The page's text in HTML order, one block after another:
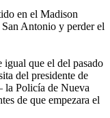
en el Madison
San Antonio y perder el
igual que el del pasado
del presidente de
la Policía de Nueva
de que empezara el